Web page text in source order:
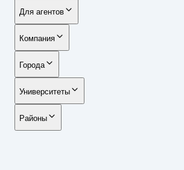
Для агентов
Компания
Города
Университеты
Районы